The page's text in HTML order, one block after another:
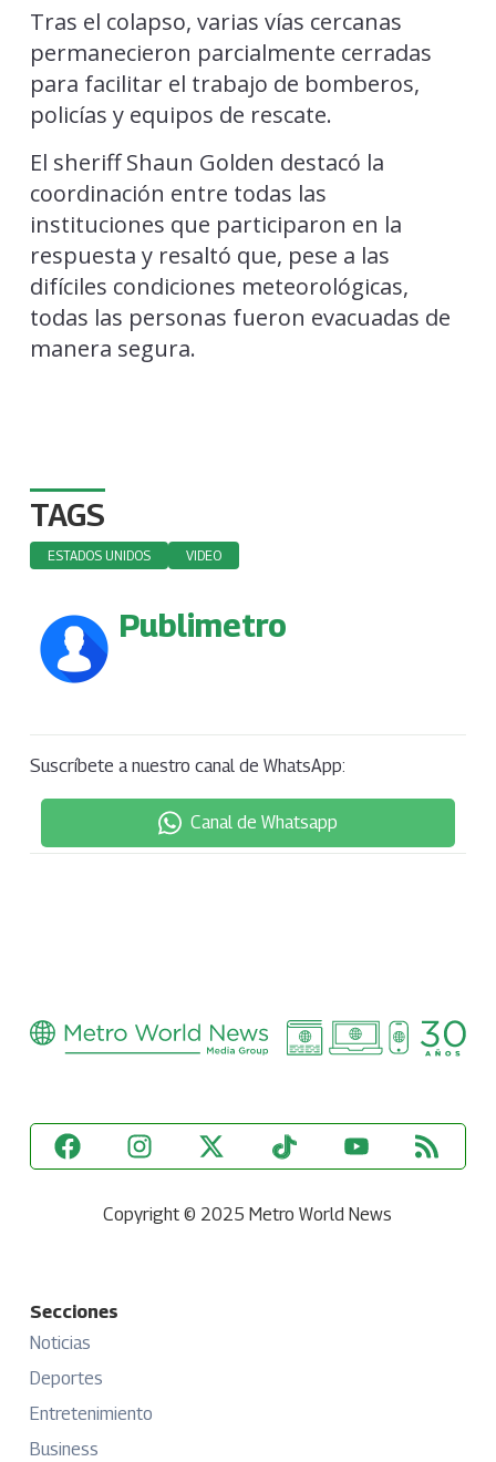
Tras el colapso, varias vías cercanas
permanecieron parcialmente cerradas
para facilitar el trabajo de bomberos,
policías y equipos de rescate.
El sheriff Shaun Golden destacó la
coordinación entre todas las
instituciones que participaron en la
respuesta y resaltó que, pese a las
difíciles condiciones meteorológicas,
todas las personas fueron evacuadas de
manera segura.
TAGS
ESTADOS UNIDOS VIDEO
Publimetro
Suscríbete a nuestro canal de WhatsApp:
Canal de Whatsapp
Copyright © 2025 Metro World News
Secciones
Noticias
Deportes
Entretenimiento
Business